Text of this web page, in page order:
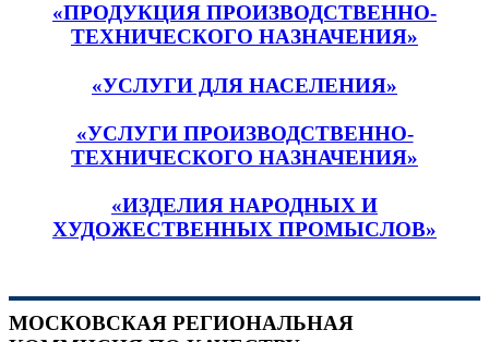
«ПРОДУКЦИЯ ПРОИЗВОДСТВЕННО-
ТЕХНИЧЕСКОГО НАЗНАЧЕНИЯ»
«УСЛУГИ ДЛЯ НАСЕЛЕНИЯ»
«УСЛУГИ ПРОИЗВОДСТВЕННО-
ТЕХНИЧЕСКОГО НАЗНАЧЕНИЯ»
«ИЗДЕЛИЯ НАРОДНЫХ И
ХУДОЖЕСТВЕННЫХ ПРОМЫСЛОВ»
МОСКОВСКАЯ РЕГИОНАЛЬНАЯ